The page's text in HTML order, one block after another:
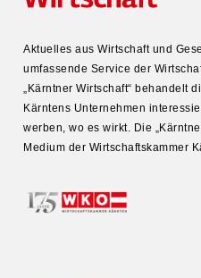
Aktuelles aus Wirtschaft und
umfas­sende Service der
„Kärntner Wirtschaft“ behandelt
Kärntens Unter­nehmen
werben, wo es wirkt. Die
Medium der Wirtschafts­kammer